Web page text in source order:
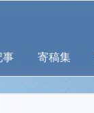
事 寄稿集